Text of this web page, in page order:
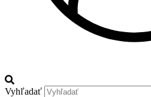
Vyhľadať